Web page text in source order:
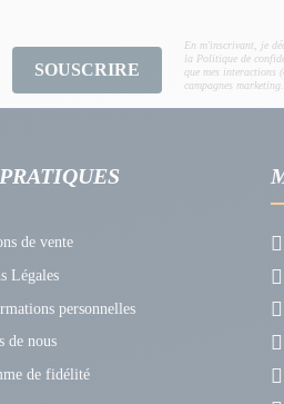
SOUSCRIRE
En m'inscrivant, je
la Politique de
que mes interactions
campagnes marketing.
de vente
Légales
personnelles
de nous
de fidélité